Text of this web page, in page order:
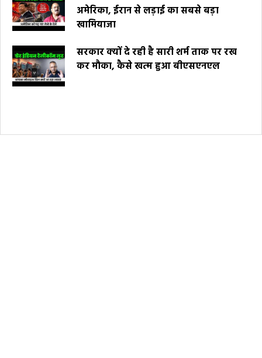
अमेरिका, ईरान से लड़ाई का सबसे बड़ा
खामियाजा
सरकार क्यों दे रही है सारी शर्म ताक पर रख
कर मौका, कैसे खत्म हुआ बीएसएनएल